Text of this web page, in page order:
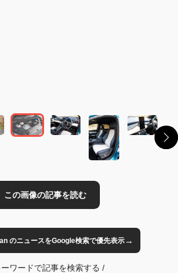
のニュースをGoogle検索で優先表示→
ーワードで記事を検索する /